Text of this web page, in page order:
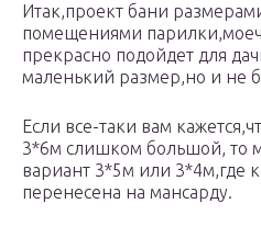
Итак,проект бани
помещениями
прекрасно подойдет для
маленький размер,но и не
Если все-таки вам
3*6м слишком большой, то
вариант 3*5м или 3*4м,где
перенесена на мансарду.